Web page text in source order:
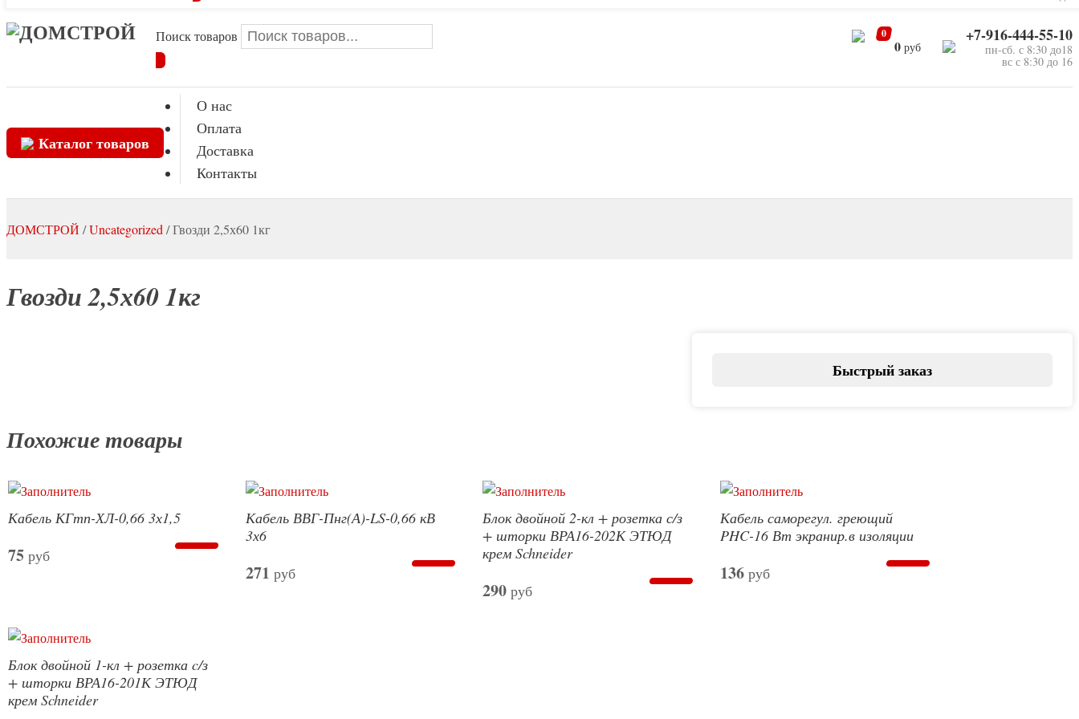
Поиск товаров 0
0 руб
+7-916-444-55-10
пн-сб. с 8:30 до18
вс с 8:30 до 16
Каталог товаров
О нас
Оплата
Доставка
Контакты
ДОМСТРОЙ /Uncategorized /Гвозди 2,5х60 1кг
Гвозди 2,5х60 1кг
Быстрый заказ
Похожие товары
Кабель КГтп-ХЛ-0,66 3х1,5
75 руб
Кабель ВВГ-Пнг(А)-LS-0,66 кВ
3х6
271 руб
Блок двойной 2-кл + розетка с/з
+ шторки ВРА16-202К ЭТЮД
крем Schneider
290 руб
Кабель саморегул. греющий
PHC-16 Вт экранир.в изоляции
136руб
Блок двойной 1-кл + розетка c/з
+ шторки ВРА16-201К ЭТЮД
крем Schneider